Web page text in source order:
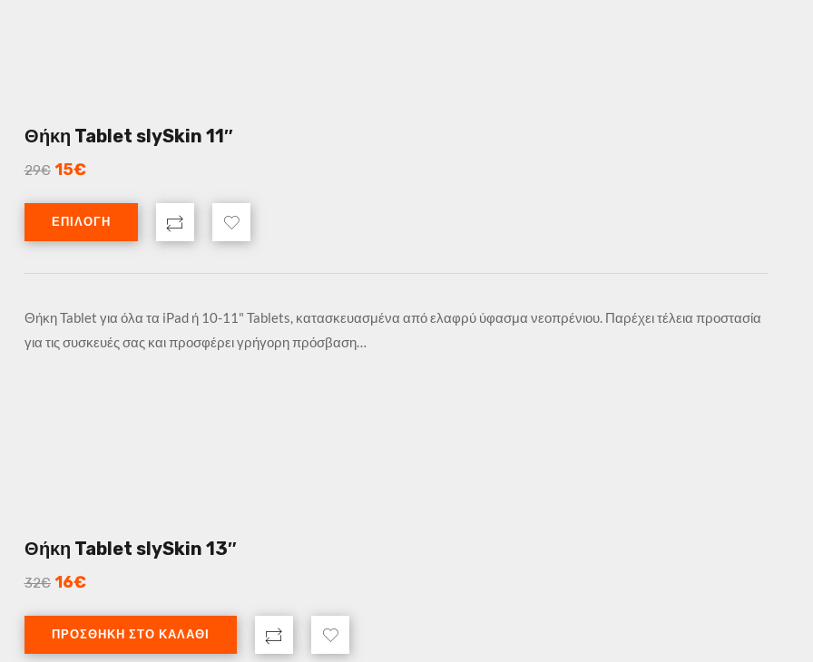
Θήκη Tablet slySkin 11″
29€ 15€
ΕΠΙΛΟΓΉ
Θήκη Tablet για όλα τα iPad ή 10-11" Tablets, κατασκευασμένα από ελαφρύ ύφασμα νεοπρένιου. Παρέχει τέλεια προστασία
για τις συσκευές σας και προσφέρει γρήγορη πρόσβαση…
Θήκη Tablet slySkin 13″
32€ 16€
ΠΡΟΣΘΉΚΗ ΣΤΟ ΚΑΛΆΘΙ